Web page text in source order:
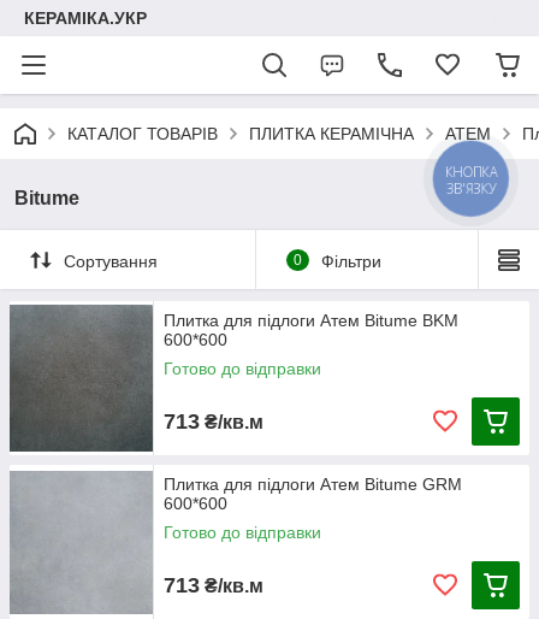
КЕРАМІКА.УКР
КАТАЛОГ ТОВАРІВ ПЛИТКА КЕРАМІЧНА АТЕМ
Bitume
Сортування 0 Фільтри
Плитка для підлоги Атем Bitume BKM
600*600
Готово до відправки
713 ₴/кв.м
Плитка для підлоги Атем Bitume GRM
600*600
Готово до відправки
713 ₴/кв.м
КНОПКА
ЗВ'ЯЗКУ